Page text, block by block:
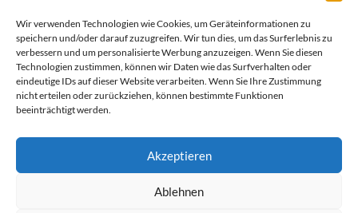
Wir verwenden Technologien wie Cookies, um Geräteinformationen zu
speichern und/oder darauf zuzugreifen. Wir tun dies, um das Surferlebnis zu
verbessern und um personalisierte Werbung anzuzeigen. Wenn Sie diesen
Technologien zustimmen, können wir Daten wie das Surfverhalten oder
eindeutige IDs auf dieser Website verarbeiten. Wenn Sie Ihre Zustimmung
nicht erteilen oder zurückziehen, können bestimmte Funktionen
beeinträchtigt werden.
Akzeptieren
Ablehnen